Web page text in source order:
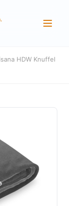
HDW Knuffel